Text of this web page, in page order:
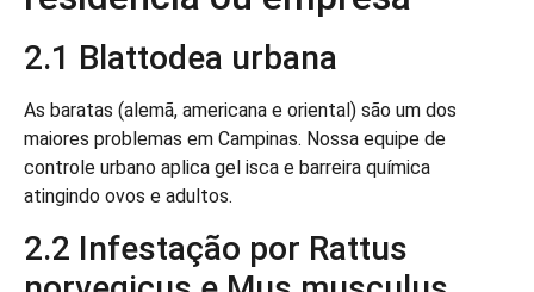
2.1 Blattodea urbana
As baratas (alemã, americana e oriental) são um dos
maiores problemas em Campinas. Nossa equipe de
controle urbano aplica gel isca e barreira química
atingindo ovos e adultos.
2.2 Infestação por Rattus